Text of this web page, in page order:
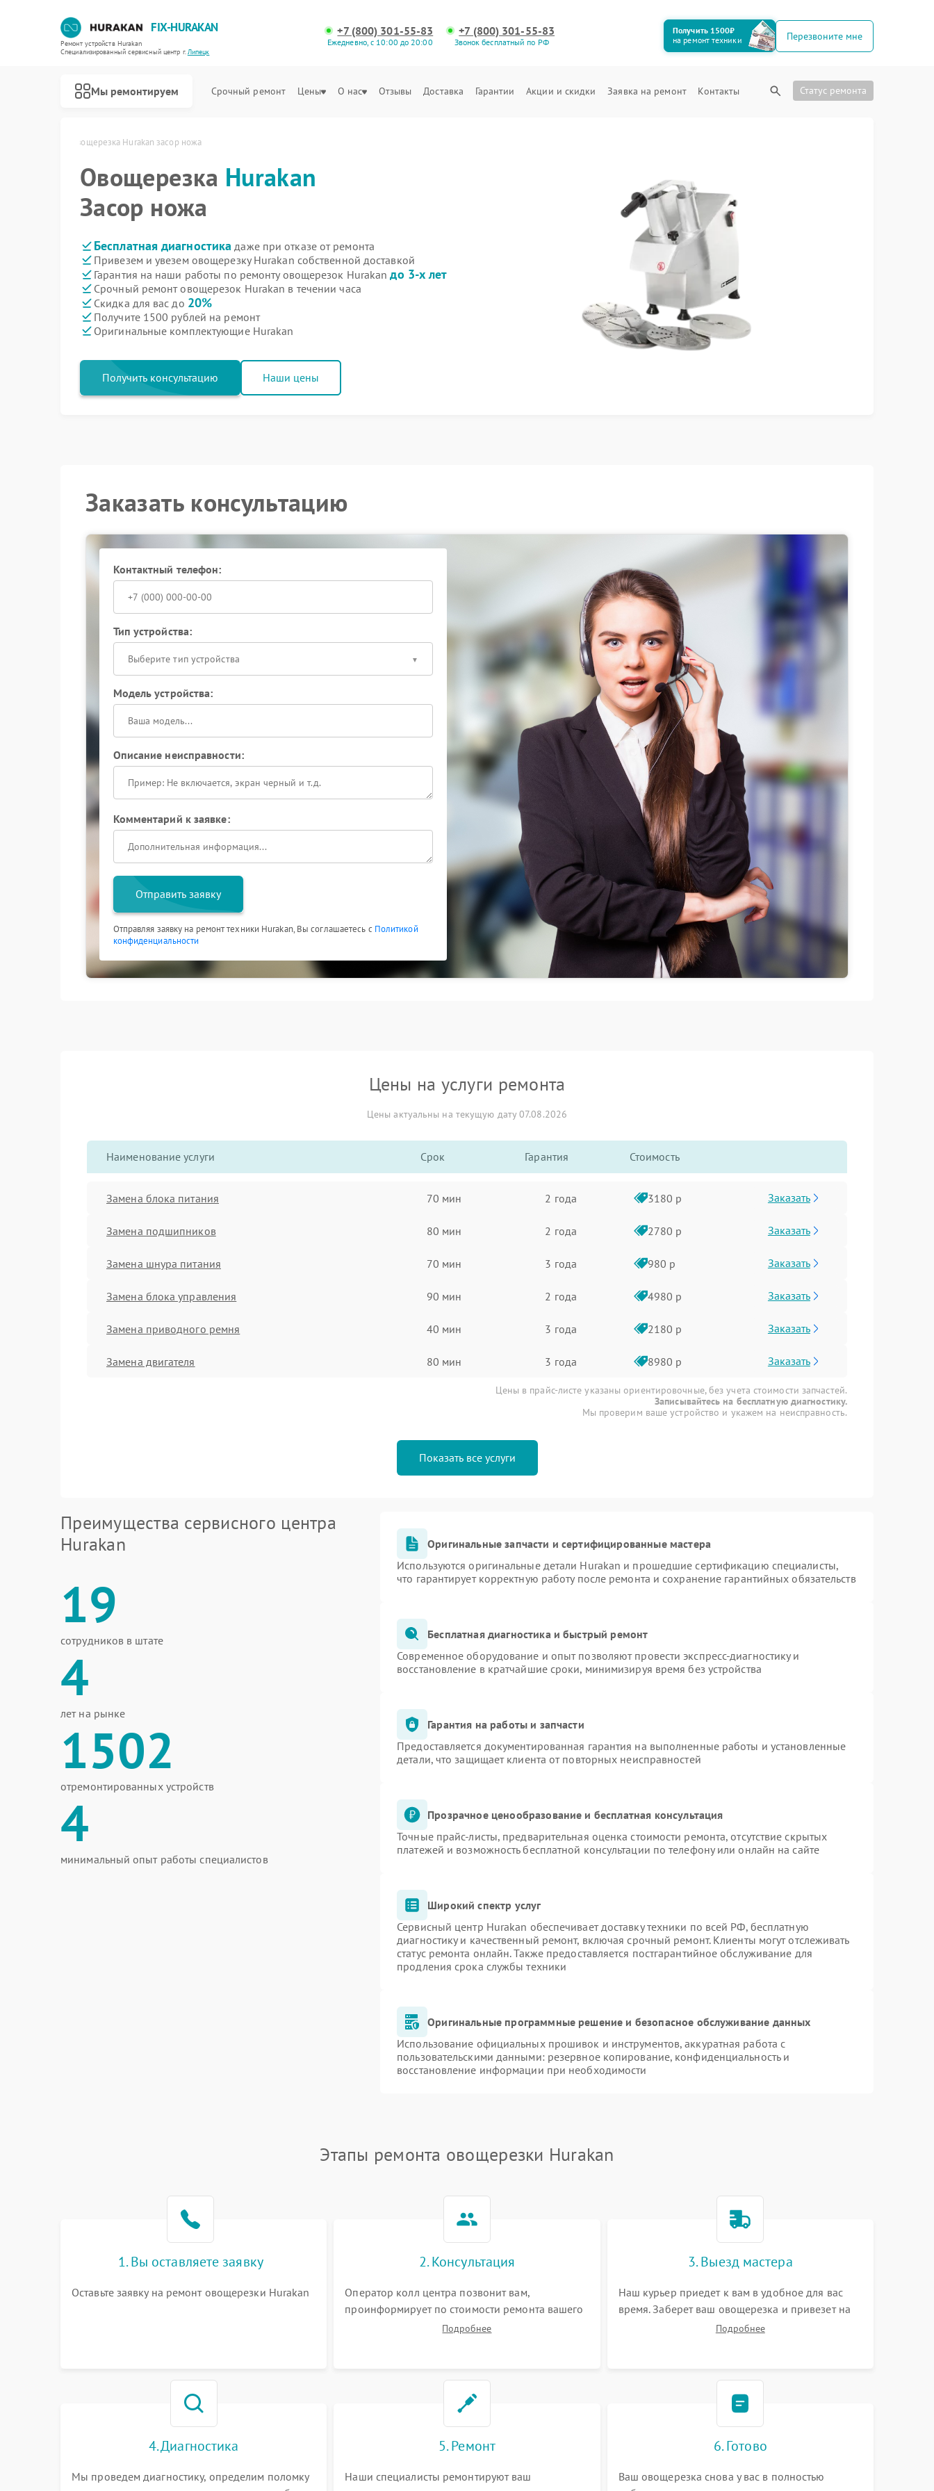
FIX-HURAKAN
Ремонт устройств Hurakan
Специализированный cервисный центр г.Липецк
+7 (800) 301-55-83
Ежедневно, с 10:00 до 20:00
+7 (800) 301-55-83
Звонок бесплатный по РФ
Получить 1500₽
на ремонт техники
Перезвоните мне
Мы ремонтируем Срочный ремонт Цены О нас Отзывы Доставка Гарантии Акции и скидки Заявка на ремонт Контакты Статус ремонта
Овощерезка Hurakan засор ножа
Овощерезка Hurakan
Засор ножа
Бесплатная диагностика даже при отказе от ремонта
Привезем и увезем овощерезку Hurakan собственной доставкой
Гарантия на наши работы по ремонту овощерезок Hurakanдо 3-х лет
Срочный ремонт овощерезок Hurakan в течении часа
Скидка для вас до 20%
Получите 1500 рублей на ремонт
Оригинальные комплектующие Hurakan
Получить консультацию Наши цены
Заказать консультацию
Контактный телефон:
Тип устройства:
Выберите тип устройства
Модель устройства:
Описание неисправности:
Комментарий к заявке:
Отправить заявку
Отправляя заявку на ремонт техники Hurakan, Вы соглашаетесь с Политикой
конфиденциальности
Цены на услуги ремонта
Цены актуальны на текущую дату 07.08.2026
Наименование услуги Срок Гарантия Стоимость
Замена блока питания 70 мин 2 года 3180 р Заказать
Замена подшипников 80 мин 2 года 2780 р Заказать
Замена шнура питания 70 мин 3 года 980 р Заказать
Замена блока управления 90 мин 2 года 4980 р Заказать
Замена приводного ремня 40 мин 3 года 2180 р Заказать
Замена двигателя 80 мин 3 года 8980 р Заказать
Цены в прайс-листе указаны ориентировочные, без учета стоимости запчастей.
Записывайтесь на бесплатную диагностику.
Мы проверим ваше устройство и укажем на неисправность.
Показать все услуги
Преимущества сервисного центра
Hurakan
19
сотрудников в штате
4
лет на рынке
1502
отремонтированных устройств
4
минимальный опыт работы специалистов
Оригинальные запчасти и сертифицированные мастера
Используются оригинальные детали Hurakan и прошедшие сертификацию специалисты,
что гарантирует корректную работу после ремонта и сохранение гарантийных обязательств
Бесплатная диагностика и быстрый ремонт
Современное оборудование и опыт позволяют провести экспресс-диагностику и
восстановление в кратчайшие сроки, минимизируя время без устройства
Гарантия на работы и запчасти
Предоставляется документированная гарантия на выполненные работы и установленные
детали, что защищает клиента от повторных неисправностей
Прозрачное ценообразование и бесплатная консультация
Точные прайс-листы, предварительная оценка стоимости ремонта, отсутствие скрытых
платежей и возможность бесплатной консультации по телефону или онлайн на сайте
Широкий спектр услуг
Сервисный центр Hurakan обеспечивает доставку техники по всей РФ, бесплатную
диагностику и качественный ремонт, включая срочный ремонт. Клиенты могут отслеживать
статус ремонта онлайн. Также предоставляется постгарантийное обслуживание для
продления срока службы техники
Оригинальные программные решение и безопасное обслуживание данных
Использование официальных прошивок и инструментов, аккуратная работа с
пользовательскими данными: резервное копирование, конфиденциальность и
восстановление информации при необходимости
Этапы ремонта овощерезки Hurakan
1. Вы оставляете заявку
Оставьте заявку на ремонт овощерезки Hurakan
2. Консультация
Оператор колл центра позвонит вам,
проинформирует по стоимости ремонта вашего
овощерезки а также ответит на все ваши
Подробнее
3. Выезд мастера
Наш курьер приедет к вам в удобное для вас
время. Заберет ваш овощерезка и привезет на
склад для диагностики.Подробнее
4. Диагностика
Мы проведем диагностику, определим поломку
5. Ремонт
Наши специалисты ремонтируют ваш
6. Готово
Ваш овощерезка снова у вас в полностью